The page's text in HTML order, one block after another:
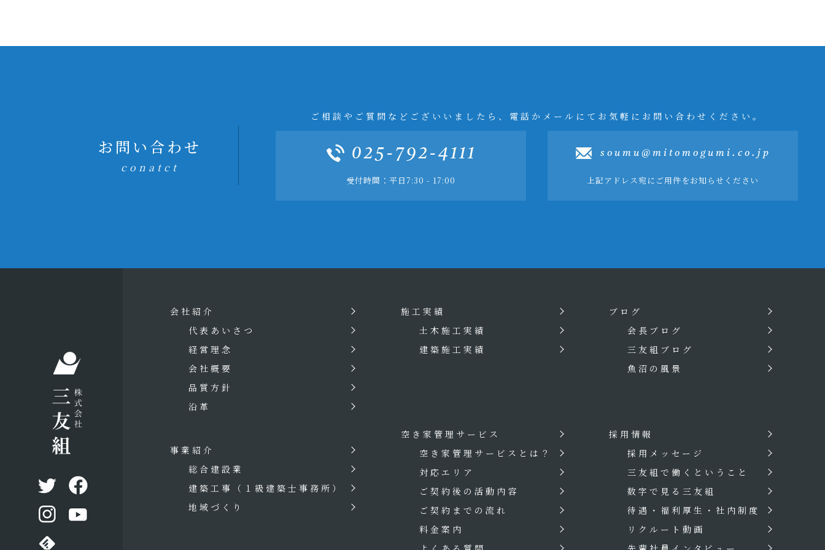
お問い合わせ
conatct
ご相談やご質問などございいましたら、電話かメールにてお気軽にお問い合わせください。
025-792-4111
受付時間：平日7:30 - 17:00
soumu@mitomogumi.co.jp
上記アドレス宛にご用件をお知らせください
会社紹介
代表あいさつ
経営理念
会社概要
品質方針
沿革
事業紹介
総合建設業
建築工事
（１級建築士事務所）
地域づくり
施工実績
土木施工実績
建築施工実績
空き家管理サービス
空き家管理サービスとは？
対応エリア
ご契約後の活動内容
ご契約までの流れ
料金案内
ブログ
会長ブログ
三友組ブログ
魚沼の風景
採用情報
採用メッセージ
三友組で働くということ
数字で見る三友組
待遇・福利厚生・社内制度
リクルート動画